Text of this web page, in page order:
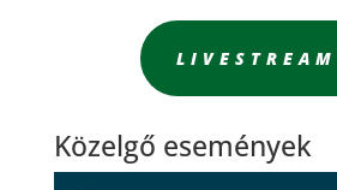
LIVESTREAM
Közelgő események